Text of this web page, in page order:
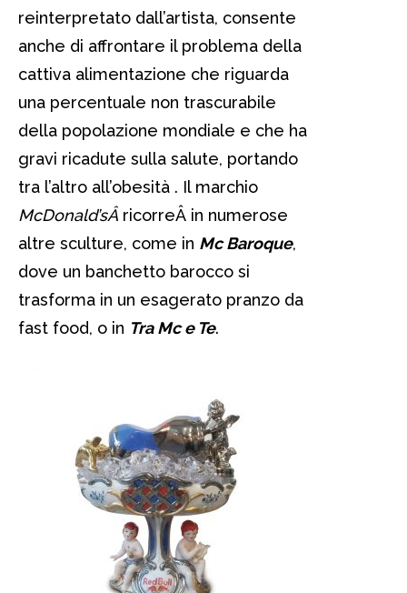
reinterpretato dall’artista, consente
anche di affrontare il problema della
cattiva alimentazione che riguarda
una percentuale non trascurabile
della popolazione mondiale e che ha
gravi ricadute sulla salute, portando
tra l’altro all’obesità . Il marchio
McDonald’sÂ ricorreÂ in numerose
altre sculture, come in Mc Baroque,
dove un banchetto barocco si
trasforma in un esagerato pranzo da
fast food, o in Tra Mc e Te.